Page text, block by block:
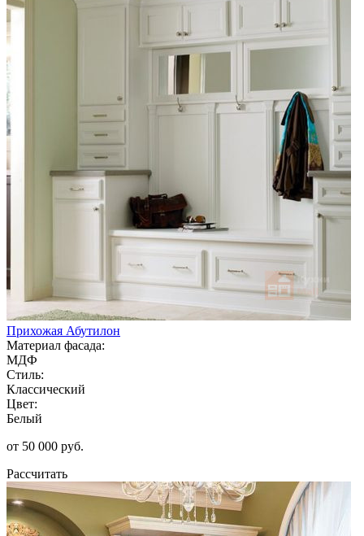
Прихожая Абутилон
Материал фасада:
МДФ
Стиль:
Классический
Цвет:
Белый
от 50 000 руб.
Рассчитать